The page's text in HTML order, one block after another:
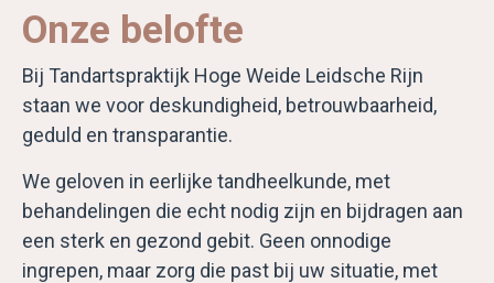
Onze belofte
Bij Tandartspraktijk Hoge Weide Leidsche Rijn
staan we voor deskundigheid, betrouwbaarheid,
geduld en transparantie.
We geloven in eerlijke tandheelkunde, met
behandelingen die echt nodig zijn en bijdragen aan
een sterk en gezond gebit. Geen onnodige
ingrepen, maar zorg die past bij uw situatie, met